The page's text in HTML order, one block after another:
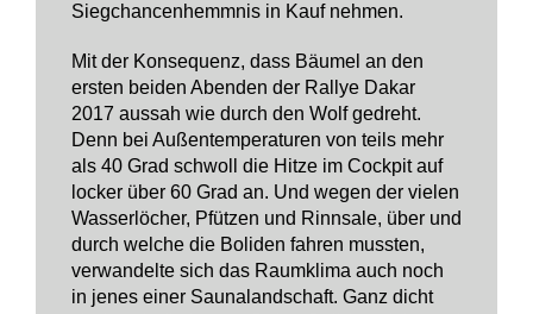
Siegchancenhemmnis in Kauf nehmen.
Mit der Konsequenz, dass Bäumel an den
ersten beiden Abenden der Rallye Dakar
2017 aussah wie durch den Wolf gedreht.
Denn bei Außentemperaturen von teils mehr
als 40 Grad schwoll die Hitze im Cockpit auf
locker über 60 Grad an. Und wegen der vielen
Wasserlöcher, Pfützen und Rinnsale, über und
durch welche die Boliden fahren mussten,
verwandelte sich das Raumklima auch noch
in jenes einer Saunalandschaft. Ganz dicht